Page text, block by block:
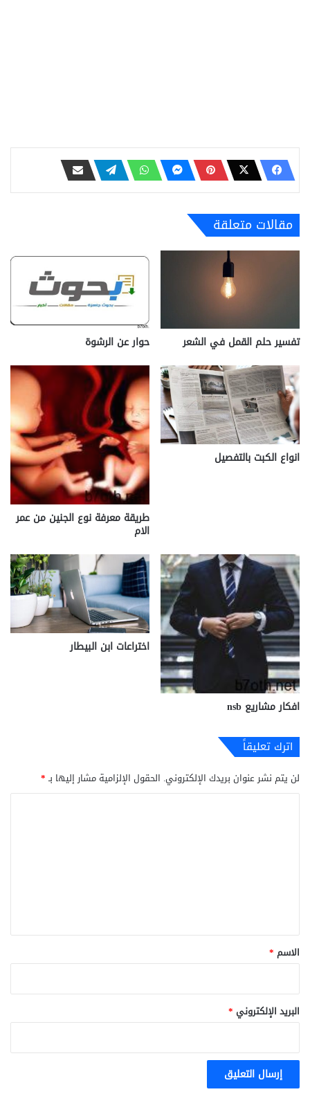
مقالات متعلقة
تفسير حلم القمل في الشعر حوار عن الرشوة
انواع الكبت بالتفصيل
طريقة معرفة نوع الجنين من عمر
الام
افكار مشاريع nsb
اختراعات ابن البيطار
اترك تعليقاً
لن يتم نشر عنوان بريدك الإلكتروني. الحقول الإلزامية مشار إليها بـ*
*
الاسم *
البريد الإلكتروني *